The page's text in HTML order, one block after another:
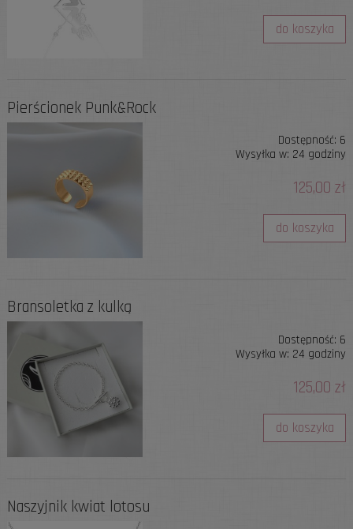
do koszyka
Pierścionek Punk&Rock
Dostępność: 6
Wysyłka w: 24 godziny
125,00 zł
do koszyka
Bransoletka z kulką
Dostępność: 6
Wysyłka w: 24 godziny
125,00 zł
do koszyka
Naszyjnik kwiat lotosu